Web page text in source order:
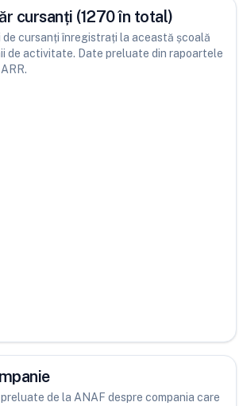
cursanți (1270 în total)
de cursanți înregistrați la această școală
de activitate. Date preluate din rapoartele
de la ANAF despre compania care